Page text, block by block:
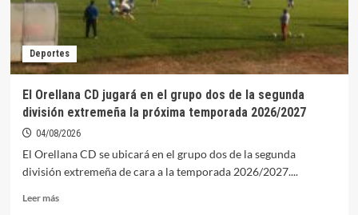
del Festival
Folclórico
los
Pueblos
Mundo
en
Orellana
Deportes
El Orellana CD jugará en el grupo dos de la segunda
división extremeña la próxima temporada 2026/2027
04/08/2026
El Orellana CD se ubicará en el grupo dos de la segunda
división extremeña de cara a la temporada 2026/2027....
Leer másLeer